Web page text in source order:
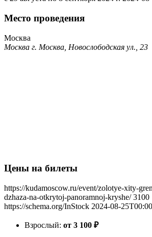
Место проведения
Москва
Москва г. Москва, Новослободская ул., 23
Цены на билеты
https://kudamoscow.ru/event/zolotye-xity-
dzhaza-na-otkrytoj-panoramnoj-kryshe/ 3100
https://schema.org/InStock 2024-08-
Взрослый: от 3 100 ₽